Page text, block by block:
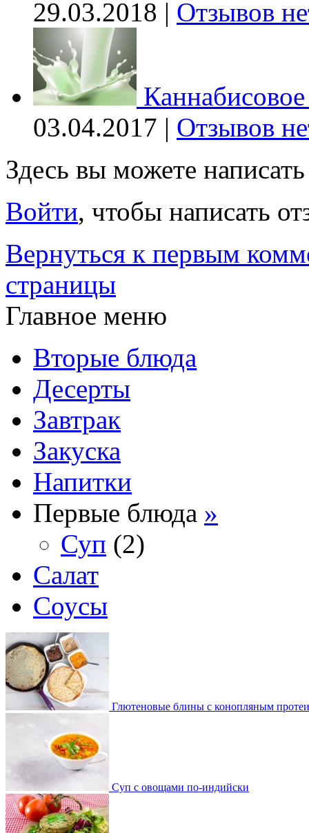
29.03.2018 | Отзывов
03.04.2017 | Отзывов
Здесь вы можете
Войти, чтобы написать
Вернуться к первым
страницы
Главное меню
Вторые блюда
Десерты
Завтрак
Закуска
Напитки
Первые блюда »
Суп (2)
Салат
Соусы
Глютеновые блины с конопляным
Суп с овощами по-индийски